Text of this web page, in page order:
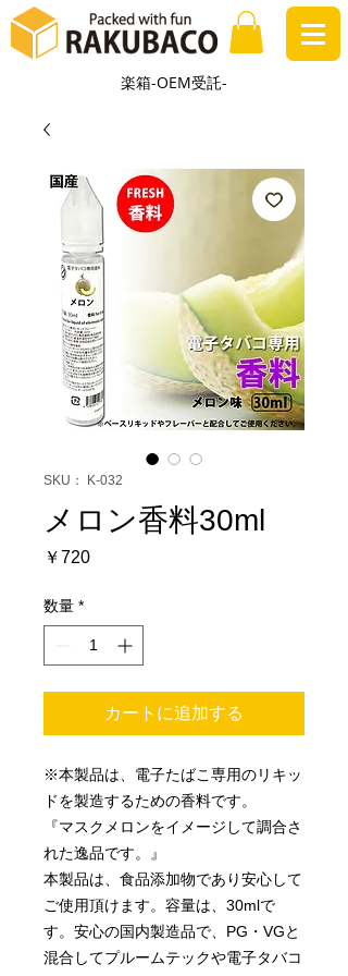
楽箱-OEM受託-
SKU： K-032
メロン香料30ml
￥720価
数量 *
カートに追加する
※本製品は、電子たばこ専用のリキッ
ドを製造するための香料です。
『マスクメロンをイメージして調合さ
れた逸品です。』
本製品は、食品添加物であり安心して
ご使用頂けます。容量は、30mlで
す。安心の国内製造品で、PG・VGと
混合してプルームテックや電子タバコ